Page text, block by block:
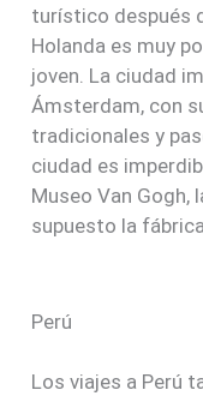
turístico después
Holanda es muy
joven. La ciudad
Ámsterdam, con
tradicionales y
ciudad es
Museo Van Gogh,
supuesto la
Perú
Los viajes a Perú